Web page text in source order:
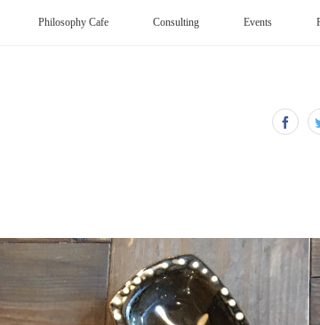
Philosophy Cafe Consulting Events